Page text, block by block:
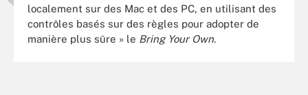
localement sur des Mac et des PC, en utilisant des
contrôles basés sur des règles pour adopter de
manière plus sûre » le Bring Your Own.